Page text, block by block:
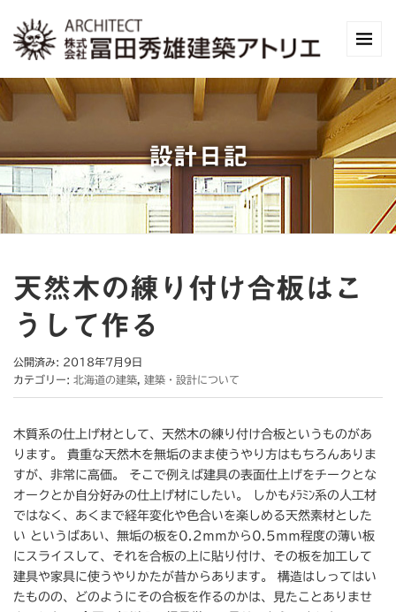
設計日記
天然木の練り付け合板はこ
うして作る
公開済み: 2018年7月9日
カテゴリー: 北海道の建築 建築・設計について
木質系の仕上げ材として、天然木の練り付け合板というものがあ
ります。 貴重な天然木を無垢のまま使うやり方はもちろんありま
すが、非常に高価。 そこで例えば建具の表面仕上げをチークとな
オークとか自分好みの仕上げ材にしたい。 しかもﾒﾗﾐﾝ系の人工材
ではなく、あくまで経年変化や色合いを楽しめる天然素材とした
い というばあい、無垢の板を0.2ｍｍから0.5ｍｍ程度の薄い板
にスライスして、それを合板の上に貼り付け、その板を加工して
建具や家具に使うやりかたが昔からあります。 構造はしってはい
たものの、どのようにその合板を作るのかは、見たことありませ